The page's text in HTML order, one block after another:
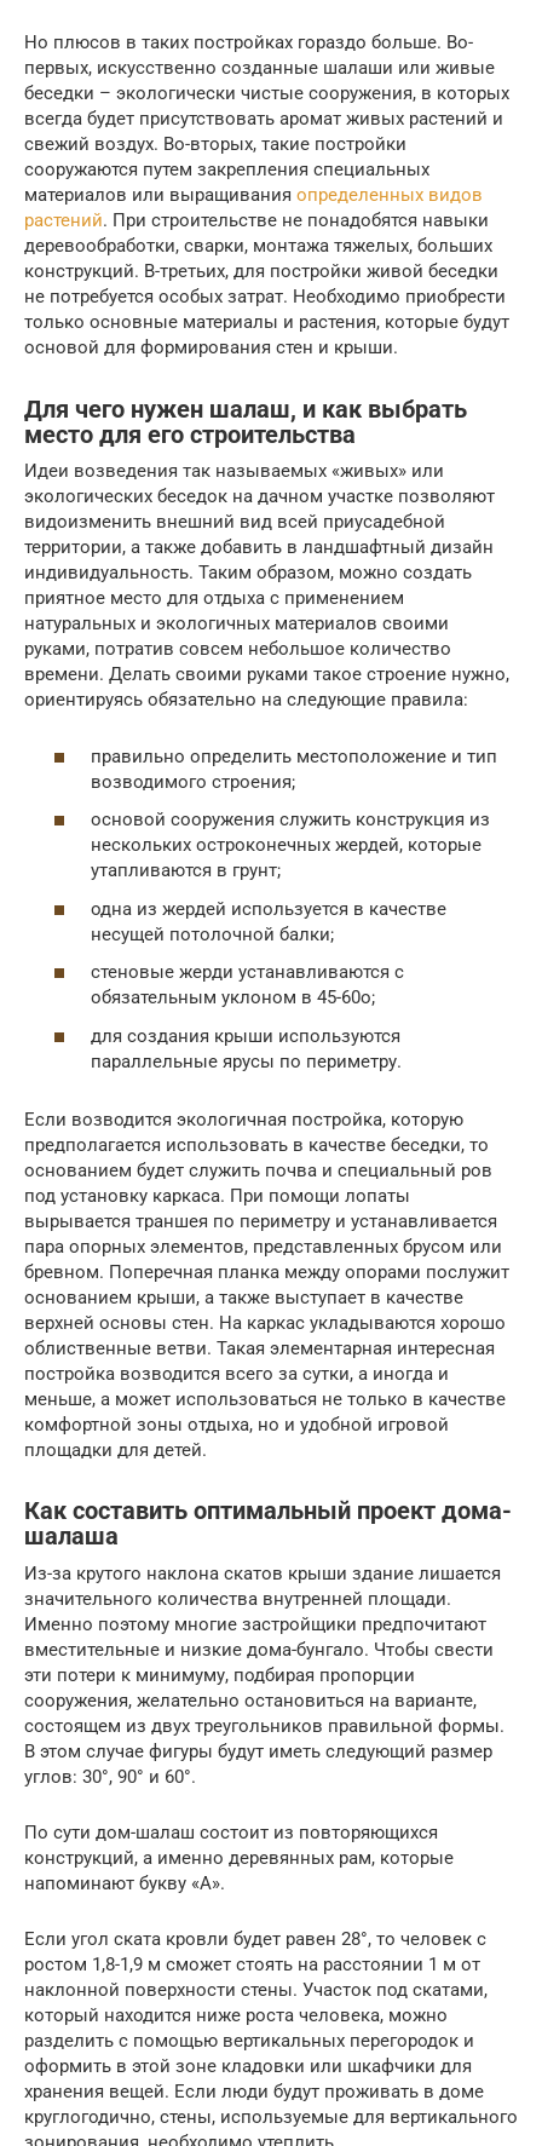
Но плюсов в таких постройках гораздо больше. Во-
первых, искусственно созданные шалаши или живые
беседки – экологически чистые сооружения, в которых
всегда будет присутствовать аромат живых растений и
свежий воздух. Во-вторых, такие постройки
сооружаются путем закрепления специальных
материалов или выращивания определенных видов
растений. При строительстве не понадобятся навыки
деревообработки, сварки, монтажа тяжелых, больших
конструкций. В-третьих, для постройки живой беседки
не потребуется особых затрат. Необходимо приобрести
только основные материалы и растения, которые будут
основой для формирования стен и крыши.
Для чего нужен шалаш, и как выбрать
место для его строительства
Идеи возведения так называемых «живых» или
экологических беседок на дачном участке позволяют
видоизменить внешний вид всей приусадебной
территории, а также добавить в ландшафтный дизайн
индивидуальность. Таким образом, можно создать
приятное место для отдыха с применением
натуральных и экологичных материалов своими
руками, потратив совсем небольшое количество
времени. Делать своими руками такое строение нужно,
ориентируясь обязательно на следующие правила:
правильно определить местоположение и тип
возводимого строения;
основой сооружения служить конструкция из
нескольких остроконечных жердей, которые
утапливаются в грунт;
одна из жердей используется в качестве
несущей потолочной балки;
стеновые жерди устанавливаются с
обязательным уклоном в 45-60о;
для создания крыши используются
параллельные ярусы по периметру.
Если возводится экологичная постройка, которую
предполагается использовать в качестве беседки, то
основанием будет служить почва и специальный ров
под установку каркаса. При помощи лопаты
вырывается траншея по периметру и устанавливается
пара опорных элементов, представленных брусом или
бревном. Поперечная планка между опорами послужит
основанием крыши, а также выступает в качестве
верхней основы стен. На каркас укладываются хорошо
облиственные ветви. Такая элементарная интересная
постройка возводится всего за сутки, а иногда и
меньше, а может использоваться не только в качестве
комфортной зоны отдыха, но и удобной игровой
площадки для детей.
Как составить оптимальный проект дома-
шалаша
Из-за крутого наклона скатов крыши здание лишается
значительного количества внутренней площади.
Именно поэтому многие застройщики предпочитают
вместительные и низкие дома-бунгало. Чтобы свести
эти потери к минимуму, подбирая пропорции
сооружения, желательно остановиться на варианте,
состоящем из двух треугольников правильной формы.
В этом случае фигуры будут иметь следующий размер
углов: 30°, 90° и 60°.
По сути дом-шалаш состоит из повторяющихся
конструкций, а именно деревянных рам, которые
напоминают букву «А».
Если угол ската кровли будет равен 28°, то человек с
ростом 1,8-1,9 м сможет стоять на расстоянии 1 м от
наклонной поверхности стены. Участок под скатами,
который находится ниже роста человека, можно
разделить с помощью вертикальных перегородок и
оформить в этой зоне кладовки или шкафчики для
хранения вещей. Если люди будут проживать в доме
круглогодично, стены, используемые для вертикального